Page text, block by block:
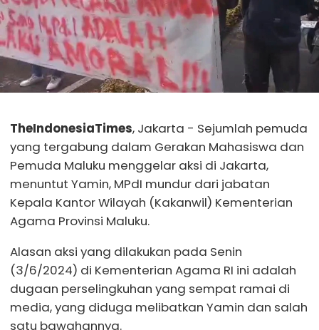
TheIndonesiaTimes, Jakarta - Sejumlah pemuda
yang tergabung dalam Gerakan Mahasiswa dan
Pemuda Maluku menggelar aksi di Jakarta,
menuntut Yamin, MPdI mundur dari jabatan
Kepala Kantor Wilayah (Kakanwil) Kementerian
Agama Provinsi Maluku.
Alasan aksi yang dilakukan pada Senin
(3/6/2024) di Kementerian Agama RI ini adalah
dugaan perselingkuhan yang sempat ramai di
media, yang diduga melibatkan Yamin dan salah
satu bawahannya.